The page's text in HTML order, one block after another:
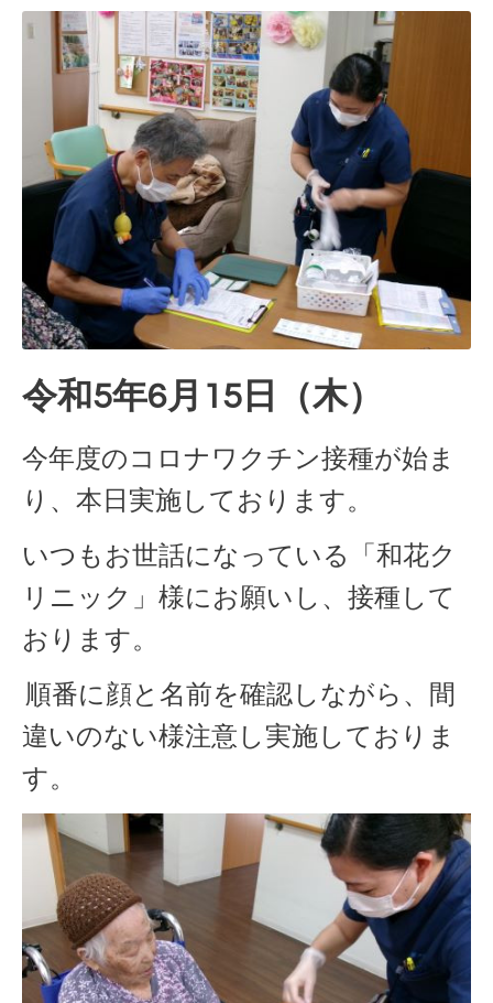
令和5年6月15日（木）
今年度のコロナワクチン接種が始ま
り、本日実施しております。
いつもお世話になっている「和花ク
リニック」様にお願いし、接種して
おります。
順番に顔と名前を確認しながら、間
違いのない様注意し実施しておりま
す。